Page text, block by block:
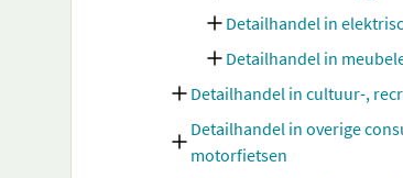
Detailhandel in
Detailhandel in
Detailhandel in cultuur-,
Detailhandel in overige
motorfietsen